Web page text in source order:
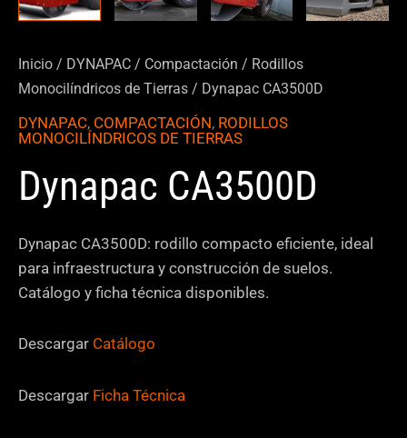
Inicio / DYNAPAC / Compactación / Rodillos
Monocilíndricos de Tierras / Dynapac CA3500D
DYNAPAC, COMPACTACIÓN, RODILLOS
MONOCILÍNDRICOS DE TIERRAS
Dynapac CA3500D
Dynapac CA3500D: rodillo compacto eficiente, ideal
para infraestructura y construcción de suelos.
Catálogo y ficha técnica disponibles.
Descargar Catálogo
Descargar Ficha Técnica